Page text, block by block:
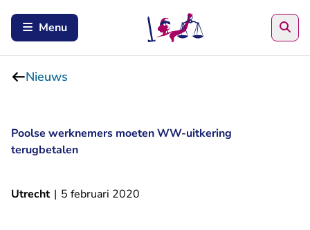
Menu
Nieuws
Poolse werknemers moeten WW-uitkering
terugbetalen
Utrecht | 5 februari 2020